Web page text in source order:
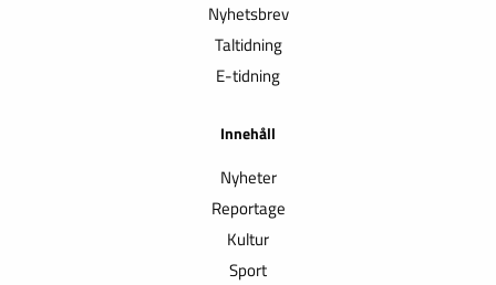
Nyhetsbrev
Taltidning
E-tidning
Innehåll
Nyheter
Reportage
Kultur
Sport